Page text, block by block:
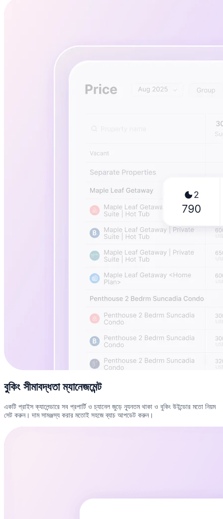
বুকিং সীমাবদ্ধতা ম্যানেজমেন্ট
একটি প্রাইস ক্যালেন্ডারে সব প্রপার্টি ও চ্যানেল জুড়ে ন্যূনতম থাকা ও বুকিং উইন্ডোর মতো নিয়ম
সেট করুন। দাম সামঞ্জস্য করার মতোই সহজে ব্যাচ আপডেট করুন।